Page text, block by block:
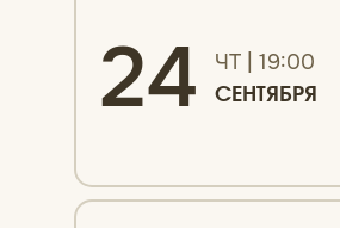
24 ЧТ | 19:00
СЕНТЯБРЯ